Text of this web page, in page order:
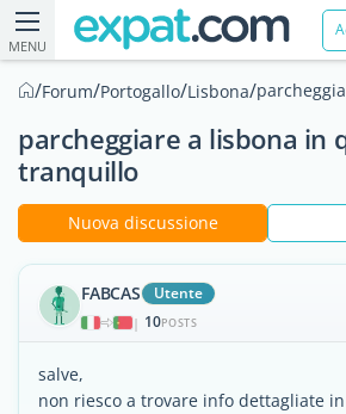
MENU
/Forum/Portogallo/Lisbona/
parcheggiare a lisbona in
tranquillo
Nuova discussione
FABCAS Utente
| 10POSTS
salve,
non riesco a trovare info dettagliate